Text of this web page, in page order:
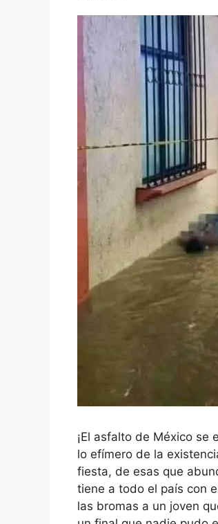
¡El asfalto de México se
lo efímero de la
fiesta, de esas que
tiene a todo el país con
las bromas a un joven